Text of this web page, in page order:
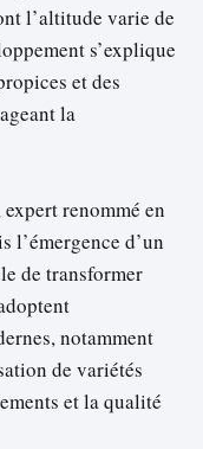
l’altitude varie de
s’explique
et des
la
renommé en
l’émergence d’un
de transformer
notamment
de variétés
et la qualité